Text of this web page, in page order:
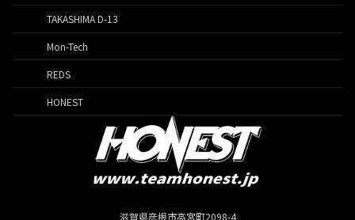
TAKASHIMA D-13
Mon-Tech
REDS
HONEST
滋賀県彦根市高宮町2098-4